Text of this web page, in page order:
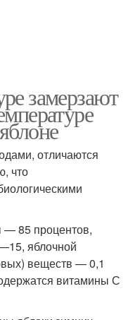
замерзают
отличаются
что
— 85 процентов,
яблочной
веществ — 0,1
витамины С